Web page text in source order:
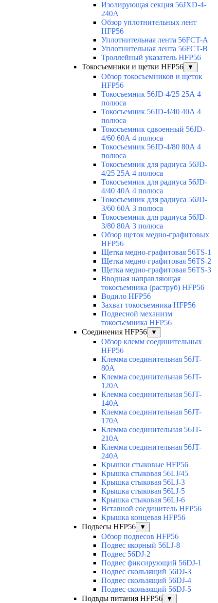
Изолирующая секция 56JXD-4-
240A
Обзор уплотнительных лент
HFP56
Уплотнительная лента 56FCT-A
Уплотнительная лента 56FCT-B
Троллейный указатель HFP56
Токосъемники и щетки HFP56
▼
Обзор токосъемников и щеток
HFP56
Токосъемник 56JD-4/25 25А 4
полюса
Токосъемник 56JD-4/40 40А 4
полюса
Токосъемник сдвоенный 56JD-
4/60 60А 4 полюса
Токосъемник 56JD-4/80 80А 4
полюса
Токосъемник для радиуса 56JD-
4/25 25А 4 полюса
Токосъемник для радиуса 56JD-
4/40 40А 4 полюса
Токосъемник для радиуса 56JD-
3/60 60А 3 полюса
Токосъемник для радиуса 56JD-
3/80 80А 3 полюса
Обзор щеток медно-графитовых
HFP56
Щетка медно-графитовая 56TS-1
Щетка медно-графитовая 56TS-2
Щетка медно-графитовая 56TS-3
Вводная направляющая
токосъемника (раструб) HFP56
Водило HFP56
Захват токосъемника HFP56
Подвесной механизм
токосъемника HFP56
Соединения HFP56
▼
Обзор клемм соединительных
HFP56
Клемма соединительная 56JT-
80A
Клемма соединительная 56JT-
120A
Клемма соединительная 56JT-
140A
Клемма соединительная 56JT-
170A
Клемма соединительная 56JT-
210A
Клемма соединительная 56JT-
240A
Крышки стыковые HFP56
Крышка стыковая 56LJ/45
Крышка стыковая 56LJ-3
Крышка стыковая 56LJ-5
Крышка стыковая 56LJ-6
Вставной соединитель HFP56
Крышка концевая HFP56
Подвесы HFP56
▼
Обзор подвесов HFP56
Подвес якорный 56LJ-8
Подвес 56DJ-2
Подвес фиксирующий 56DJ-1
Подвес скользящий 56DJ-3
Подвес скользящий 56DJ-4
Подвес скользящий 56DJ-5
Подвды питания HFP56
▼